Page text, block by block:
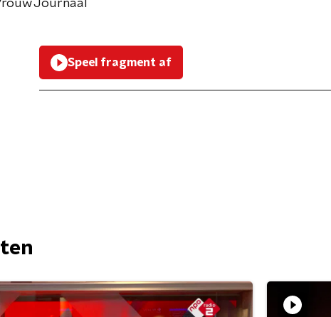
Journaal
Speel fragment af